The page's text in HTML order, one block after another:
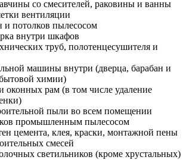
со смесителей, раковины и ванны
вентиляции
и потолков пылесосом
внутри шкафов
труб, полотенцесушителя и
машины внутри (дверца, барабан и
химии)
оконных рам (в том числе удаление
пыли во всем помещении
промышленным пылесосом
цемента, клея, краски, монтажной пены
смесей
светильников (кроме хрустальных)